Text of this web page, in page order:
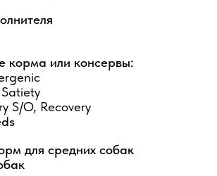
корма или консервы:
S/O, Recovery
для средних собак